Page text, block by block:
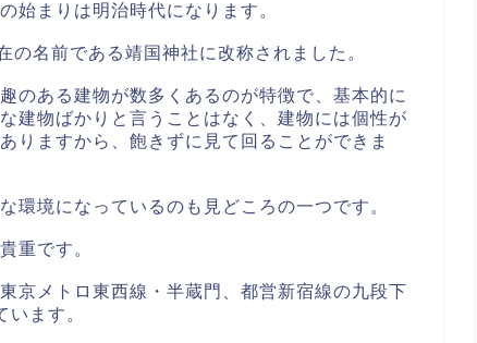
始まりは明治時代になります。
名前である靖国神社に改称されました。
のある建物が数多くあるのが特徴で、基本的に
建物ばかりと言うことはなく、建物には個性が
りますから、飽きずに見て回ることができま
環境になっているのも見どころの一つです。
重です。
京メトロ東西線・半蔵門、都営新宿線の九段下
ます。